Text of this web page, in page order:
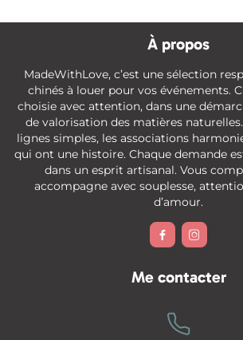
À propos
MadeWithLove, c’est une sélection
chinés à louer pour vos événements.
choisie avec attention, dans une
de valorisation des matières
lignes simples, les associations
qui ont une histoire. Chaque demande
dans un esprit artisanal. Vous
accompagne avec souplesse,
d’amour.
 
Me contacter